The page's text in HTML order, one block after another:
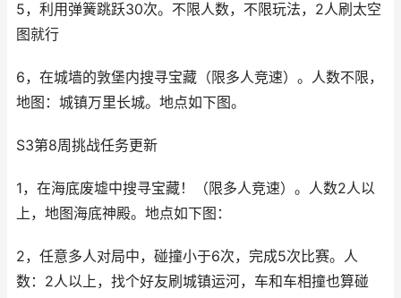
5，利用弹簧跳跃30次。不限人数，不限玩法，2人刷太空
图就行
6，在城墙的敦堡内搜寻宝藏（限多人竞速）。人数不限，
地图：城镇万里长城。地点如下图。
S3第8周挑战任务更新
1，在海底废墟中搜寻宝藏！（限多人竞速）。人数2人以
上，地图海底神殿。地点如下图：
2，任意多人对局中，碰撞小于6次，完成5次比赛。人
数：2人以上，找个好友刷城镇运河，车和车相撞也算碰